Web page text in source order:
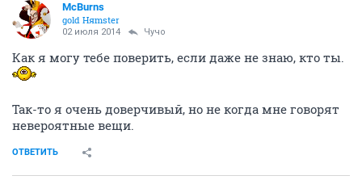
McBurns
gold Няmster
02 июля 2014 Чучо
Как я могу тебе поверить, если даже не знаю, кто ты.
Так-то я очень доверчивый, но не когда мне говорят
невероятные вещи.
ОТВЕТИТЬ